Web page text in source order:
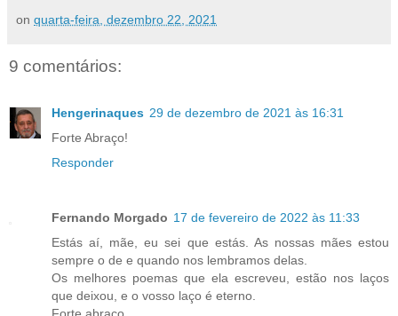
on quarta-feira, dezembro 22, 2021
9 comentários:
Hengerinaques 29 de dezembro de 2021 às 16:31
Forte Abraço!
Responder
Fernando Morgado 17 de fevereiro de 2022 às 11:33
Estás aí, mãe, eu sei que estás. As nossas mães estou
sempre o de e quando nos lembramos delas.
Os melhores poemas que ela escreveu, estão nos laços
que deixou, e o vosso laço é eterno.
Forte abraço.